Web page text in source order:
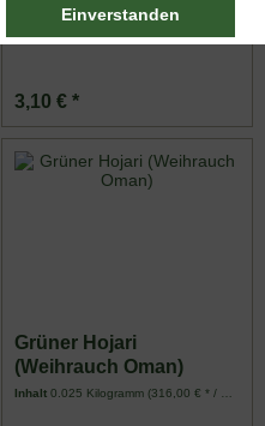
Inhalt0.01 Kilogramm(310,00 € * / 1 Kilogramm)
3,10 € *
Grüner Hojari
(Weihrauch Oman)
Inhalt0.025 Kilogramm (316,00 € * / 1 Kilogramm)
Einverstanden